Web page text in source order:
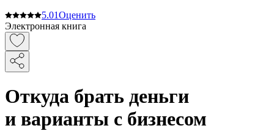
5.01Оценить
Электронная книга
Откуда брать деньги
и варианты с бизнесом